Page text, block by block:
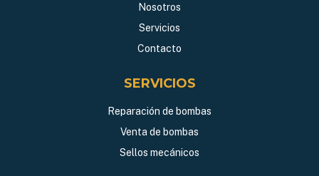
Nosotros
Servicios
Contacto
SERVICIOS
Reparación de bombas
Venta de bombas
Sellos mecánicos